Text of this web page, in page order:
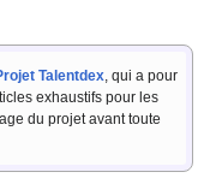
Talentdex, qui a pour
exhaustifs pour les
du projet avant toute